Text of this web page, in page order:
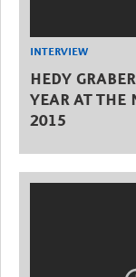
INTERVIEW
HEDY
YEAR AT THE
2015